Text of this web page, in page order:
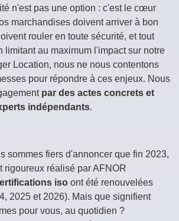
n'est pas une option : c'est le cœur
marchandises doivent arriver à bon
rouler en toute sécurité, et tout
limitant au maximum l'impact sur notre
Location, nous ne nous contentons
pour répondre à ces enjeux. Nous
par des actes concrets et
indépendants.
sommes fiers d'annoncer que fin 2023,
rigoureux réalisé par AFNOR
iso ont été renouvelées
2025 et 2026). Mais que signifient
pour vous, au quotidien ?